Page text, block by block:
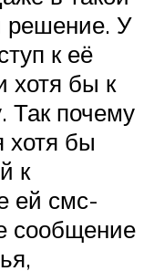
решение. У
к её
хотя бы к
Так почему
хотя бы
к
ей смс-
сообщение